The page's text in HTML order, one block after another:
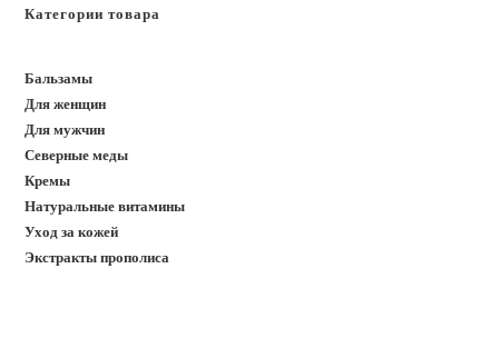
Категории товара
Бальзамы
Для женщин
Для мужчин
Северные меды
Кремы
Натуральные витамины
Уход за кожей
Экстракты прополиса